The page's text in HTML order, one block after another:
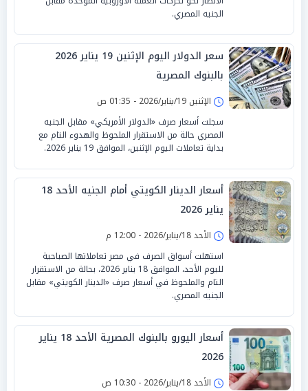
الجنيه المصري.
سعر الدولار اليوم الإثنين 19 يناير 2026
بالبنوك المصرية
الإثنين 19/يناير/2026 - 01:35 ص
سجلت أسعار صرف «الدولار الأمريكي» مقابل الجنيه
المصري حالة من الاستقرار الملحوظ والهدوء التام مع
بداية تعاملات اليوم الإثنين، الموافق 19 يناير 2026.
أسعار الدينار الكويتي أمام الجنيه الأحد 18
يناير 2026
الأحد 18/يناير/2026 - 12:00 م
استهلت أسواق الصرف في مصر تعاملاتها الصباحية
لليوم الأحد، الموافق 18 يناير 2026، بحالة من الاستقرار
التام والملحوظ في أسعار صرف «الدينار الكويتي» مقابل
الجنيه المصري.
أسعار اليورو بالبنوك المصرية الأحد 18 يناير
2026
الأحد 18/يناير/2026 - 10:30 ص